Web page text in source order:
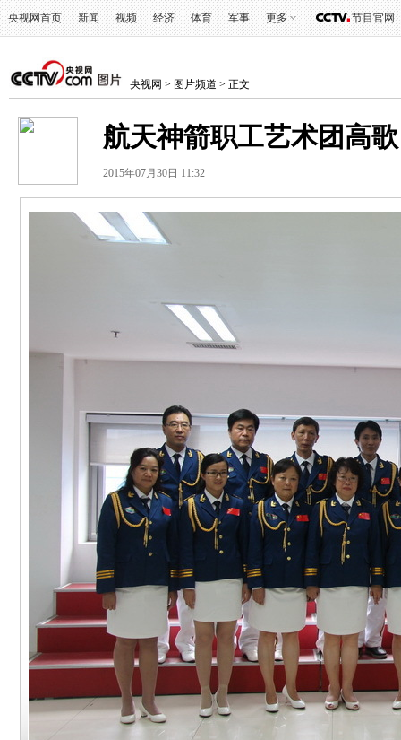
央视网首页 新闻 视频 经济 体育 军事 更多 节目官网
央视网 > 图片频道 > 正文
航天神箭职工艺术团高
2015年07月30日 11:32